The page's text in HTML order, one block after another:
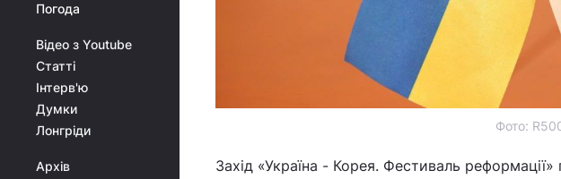
Погода
Відео з Youtube
Статті
Інтерв'ю
Думки
Лонгріди
Архів
Фото:
Захід «Україна - Корея. Фестиваль